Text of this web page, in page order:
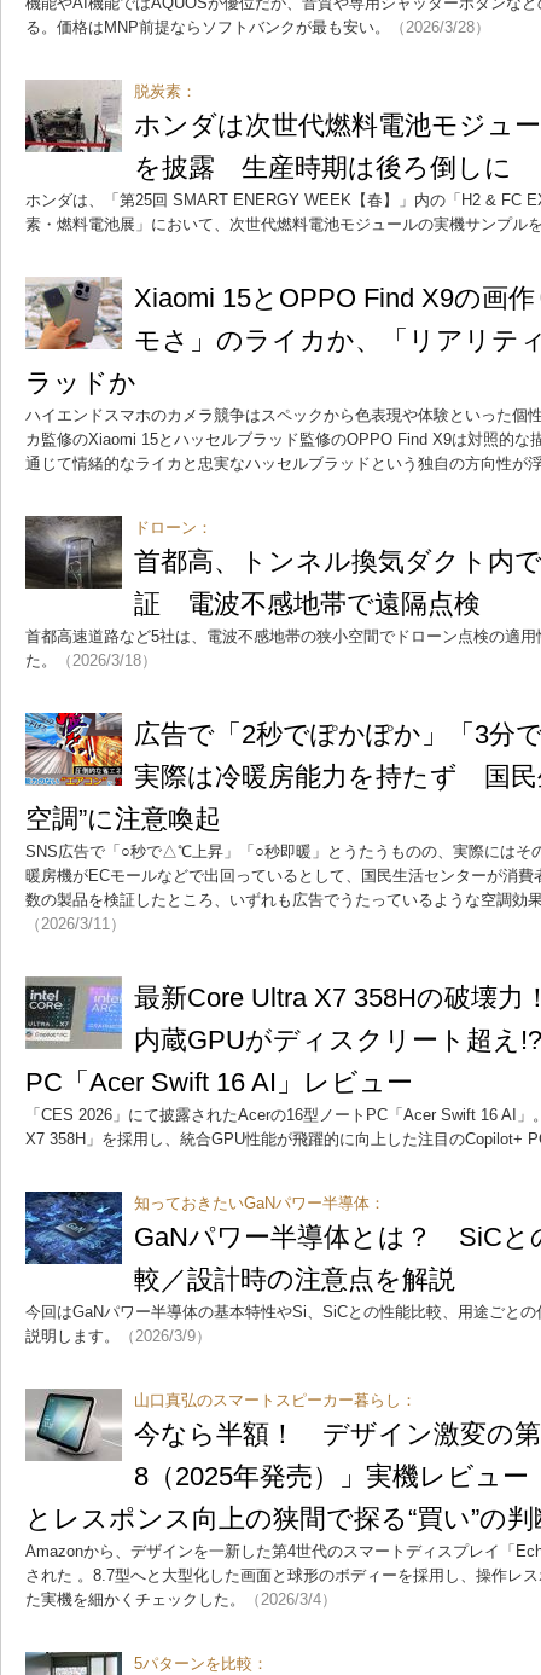
る。価格はMNP前提ならソフトバンクが最も安い。
（2026/3/28）
脱炭素：
ホンダは次世代燃料電池モジュ
を披露 生産時期は後ろ倒しに
ホンダは、「第25回 SMART ENERGY WEEK【春】」内の「H2 & FC
素・燃料電池展」において、次世代燃料電池モジュールの実機サンプル
Xiaomi 15とOPPO Find X9の画
モさ」のライカか、「リアリテ
ラッドか
ハイエンドスマホのカメラ競争はスペックから色表現や体験といった個
カ監修のXiaomi 15とハッセルブラッド監修のOPPO Find X9は対照的な
通じて情緒的なライカと忠実なハッセルブラッドという独自の方向性が
ドローン：
首都高、トンネル換気ダクト内
証 電波不感地帯で遠隔点検
首都高速道路など5社は、電波不感地帯の狭小空間でドローン点検の適
た。
（2026/3/18）
広告で「2秒でぽかぽか」「3分
実際は冷暖房能力を持たず 国民
空調”に注意喚起
SNS広告で「○秒で△℃上昇」「○秒即暖」とうたうものの、実際にはそ
暖房機がECモールなどで出回っているとして、国民生活センターが消
数の製品を検証したところ、いずれも広告でうたっているような空調効
（2026/3/11）
最新Core Ultra X7 358Hの破壊
内蔵GPUがディスクリート超え
PC「Acer Swift 16 AI」レビュー
「CES 2026」にて披露されたAcerの16型ノートPC「Acer Swift 16 AI
X7 358H」を採用し、統合GPU性能が飛躍的に向上した注目のCopilot+
知っておきたいGaNパワー半導体：
GaNパワー半導体とは？ SiCと
較／設計時の注意点を解説
今回はGaNパワー半導体の基本特性やSi、SiCとの性能比較、用途ごと
説明します。
（2026/3/9）
山口真弘のスマートスピーカー暮らし：
今なら半額！ デザイン激変の
8（2025年発売）」実機レビュ
とレスポンス向上の狭間で探る“買い”の判
Amazonから、デザインを一新した第4世代のスマートディスプレイ「
された 。8.7型へと大型化した画面と球形のボディーを採用し、操作レ
た実機を細かくチェックした。
（2026/3/4）
5パターンを比較：